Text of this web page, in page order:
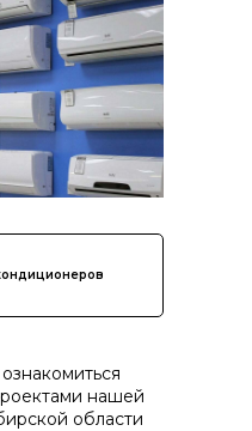
нашей
области